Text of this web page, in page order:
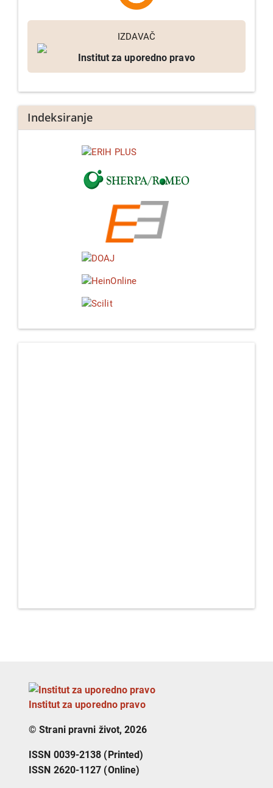
IZDAVAČ
Institut za uporedno pravo
Indeksiranje
Institut za uporedno pravo
© Strani pravni život, 2026
ISSN 0039-2138 (Printed)
ISSN 2620-1127 (Online)